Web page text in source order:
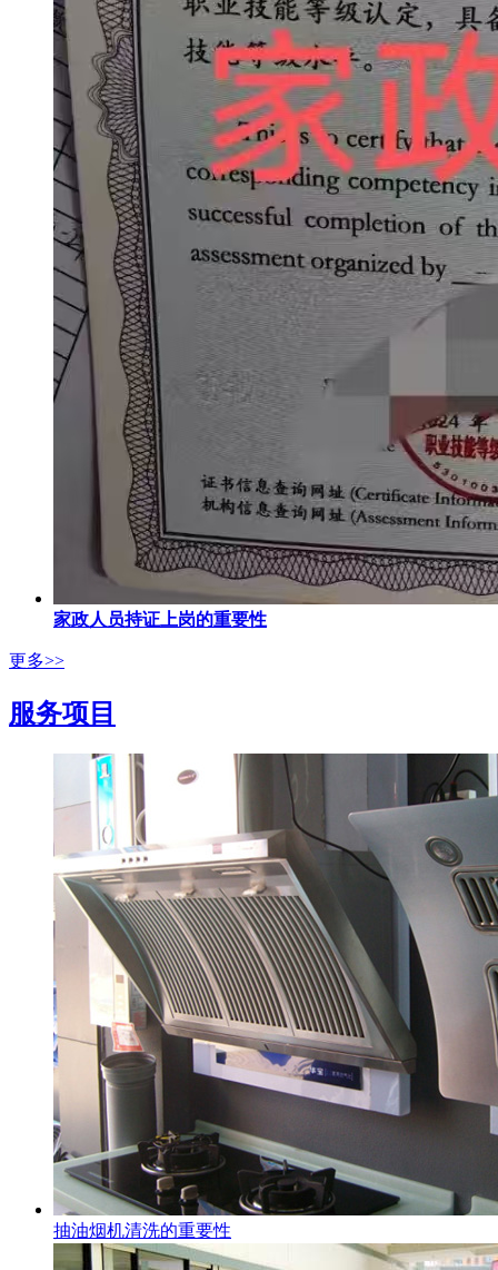
家政人员持证上岗的重要性
更多>>
服务项目
抽油烟机清洗的重要性